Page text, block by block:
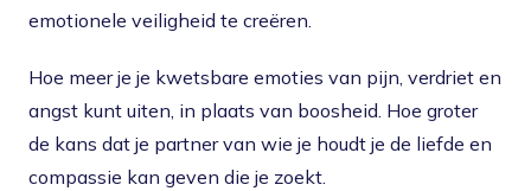
emotionele veiligheid te creëren.
Hoe meer je je kwetsbare emoties van pijn, verdriet en
angst kunt uiten, in plaats van boosheid. Hoe groter
de kans dat je partner van wie je houdt je de liefde en
compassie kan geven die je zoekt.